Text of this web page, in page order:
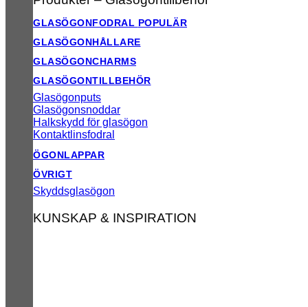
GLASÖGONFODRAL
GLASÖGONHÅLLARE
GLASÖGONCHARMS
GLASÖGONTILLBEHÖR
Glasögonputs
Glasögonsnoddar
Halkskydd för glasögon
Kontaktlinsfodral
ÖGONLAPPAR
ÖVRIGT
Skyddsglasögon
KUNSKAP & INSPIRATION